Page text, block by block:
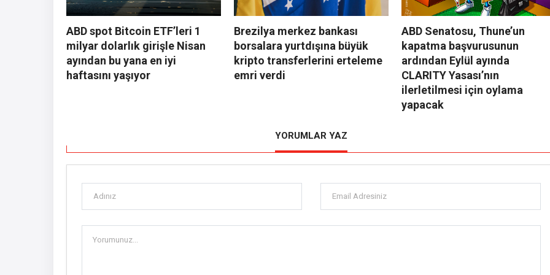
ABD spot Bitcoin ETF’leri 1
milyar dolarlık girişle Nisan
ayından bu yana en iyi
haftasını yaşıyor
Brezilya merkez bankası
borsalara yurtdışına büyük
kripto transferlerini erteleme
emri verdi
ABD Senatosu, Thune’un
kapatma başvurusunun
ardından Eylül ayında
CLARITY Yasası’nın
ilerletilmesi için oylama
yapacak
YORUMLAR YAZ